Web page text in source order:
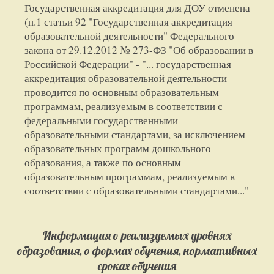
Государственная аккредитация для ДОУ отменена
(п.1 статьи 92 "Государственная аккредитация
образовательной деятельности" Федерального
закона от 29.12.2012 № 273-ФЗ "Об образовании в
Российской Федерации" - "... государственная
аккредитация образовательной деятельности
проводится по основным образовательным
программам, реализуемым в соответствии с
федеральными государственными
образовательными стандартами, за исключением
образовательных программ дошкольного
образования, а также по основным
образовательным программам, реализуемым в
соответствии с образовательными стандартами..."
Информация о реализуемых уровнях
образования, о формах обучения, нормативных
сроках обучения